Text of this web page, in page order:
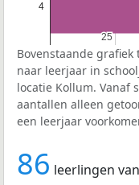
25
25
4
Bovenstaande
naar leerjaar in
locatie Kollum. Vanaf
aantallen alleen
een leerjaar
86 leerlingen